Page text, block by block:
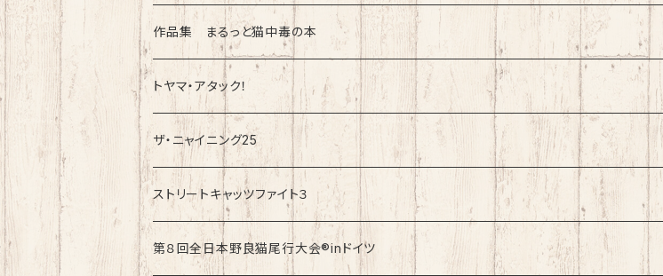
ラバーバンド（ブレスレット・リストバンド）
作品集 まるっと猫中毒の本
トヤマ・アタック！
ザ・ニャイニング25
速乾ドライタイプ
綿100%ノーマルタイプ
ストリートキャッツファイト３
速乾ドライタイプ
第８回全日本野良猫尾行大会®︎inドイツ